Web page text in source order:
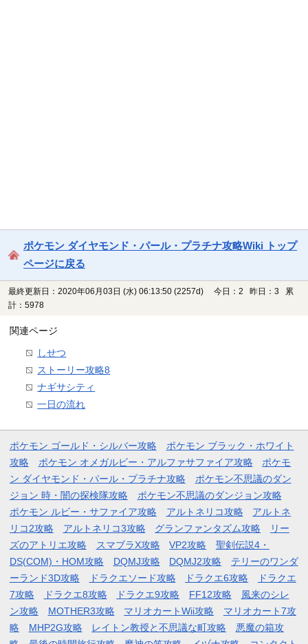
ポケモン ダイヤモンド・パール・プラチナ攻略Wiki トップ
ページに戻る
最終更新日：2020年06月03日 (水) 06:13:50 (2257d)
今日：2 昨日：3 累
計：5978
関連ページ
しせつ
ストーリー攻略8
ナギサシティ
一日の流れ
ポケモン ゴールド・シルバー攻略
ポケモン ブラック・ホワイト
攻略
ポケモン オメガルビー・アルファサファイア攻略
ポケモ
ン ダイヤモンド・パール・プラチナ攻略
ポケモン不思議のダン
ジョン 時・闇の探検隊攻略
ポケモン不思議のダンジョン攻略
ポケモン ルビー・サファイア攻略
アルトネリコ攻略
アルトネ
リコ2攻略
アルトネリコ3攻略 グランファンタズム攻略
リー
ズのアトリエ攻略
スマブラX攻略 VP2攻略
聖剣伝説4・
DS(COM)・HOM攻略
DQMJ攻略 DQMJ2攻略
テリーのワンダ
ーランド3D攻略
ドラクエソード攻略 ドラクエ6攻略
ドラクエ
7攻略
ドラクエ8攻略 ドラクエ9攻略 FF12攻略
風来のシレ
ン攻略
MOTHER3攻略 マリオカートWii攻略
マリオカート7攻
略
MHP2G攻略 レイトン教授と不思議な町攻略
悪魔の箱攻